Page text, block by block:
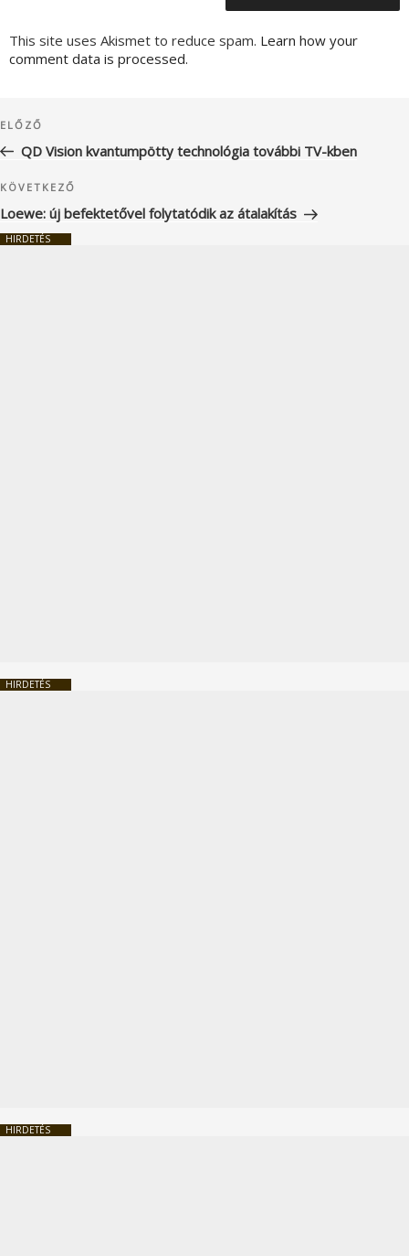
This site uses Akismet to reduce spam. Learn how your
comment data is processed.
navigáció
Korábbi
bejegyzés
ELŐZŐ
QD Vision kvantumpötty technológia további TV-kben
Következő
bejegyzés
KÖVETKEZŐ
Loewe: új befektetővel folytatódik az átalakítás
HIRDETÉS
HIRDETÉS
HIRDETÉS